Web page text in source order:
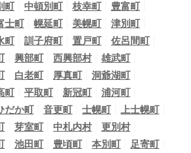
町 中頓別町 枝幸町
豊富町
士町 幌延町 美幌町
津別町
町 訓子府町 置戸町
佐呂間町
興部町 西興部村
雄武町
白老町 厚真町
洞爺湖町
町 平取町 新冠町
浦河町
だか町 音更町 士幌町
上士幌町
芽室町 中札内村
更別村
池田町 豊頃町 本別町
足寄町